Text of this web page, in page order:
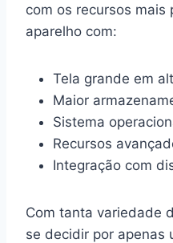
com os recursos mais
aparelho com:
Tela grande em
Maior
Sistema
Recursos
Integração com
Com tanta variedade
se decidir por apenas